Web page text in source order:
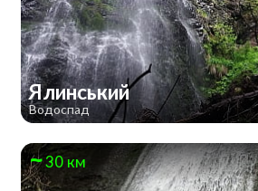
Ялинський
Водоспад
30 км